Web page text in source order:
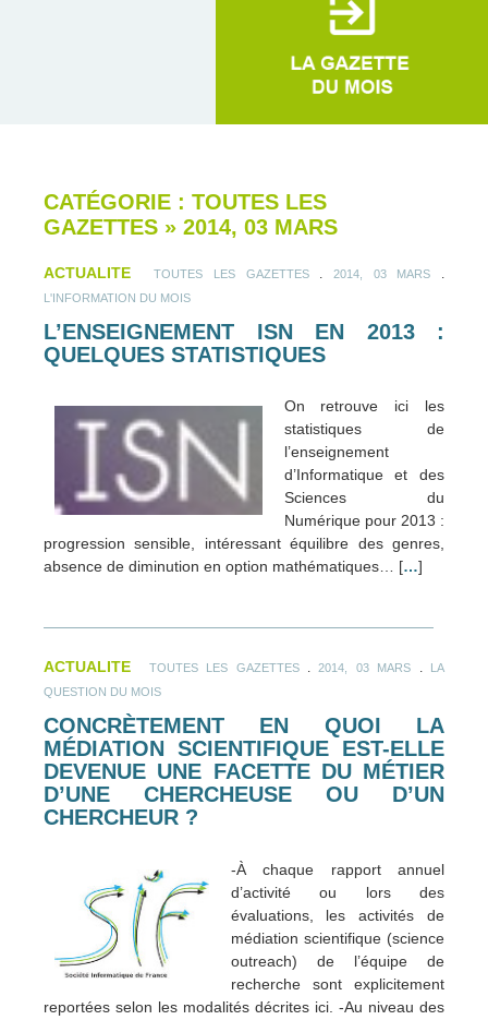
CATÉGORIE : TOUTES LES
GAZETTES » 2014, 03 MARS
ACTUALITE TOUTES LES GAZETTES.2014, 03 MARS
L'INFORMATION DU MOIS
L’ENSEIGNEMENT ISN EN 2013 :
QUELQUES STATISTIQUES
On retrouve ici les
statistiques de
l’enseignement
d’Informatique et des
Sciences du
Numérique pour 2013 :
progression sensible, intéressant équilibre des genres,
absence de diminution en option mathématiques… […]
ACTUALITE TOUTES LES GAZETTES.2014, 03 MARS
LA
QUESTION DU MOIS
CONCRÈTEMENT EN QUOI LA
MÉDIATION SCIENTIFIQUE EST-ELLE
DEVENUE UNE FACETTE DU MÉTIER
D’UNE CHERCHEUSE OU D’UN
CHERCHEUR ?
-À chaque rapport annuel
d’activité ou lors des
évaluations, les activités de
médiation scientifique (science
outreach) de l’équipe de
recherche sont explicitement
reportées selon les modalités décrites ici. -Au niveau des